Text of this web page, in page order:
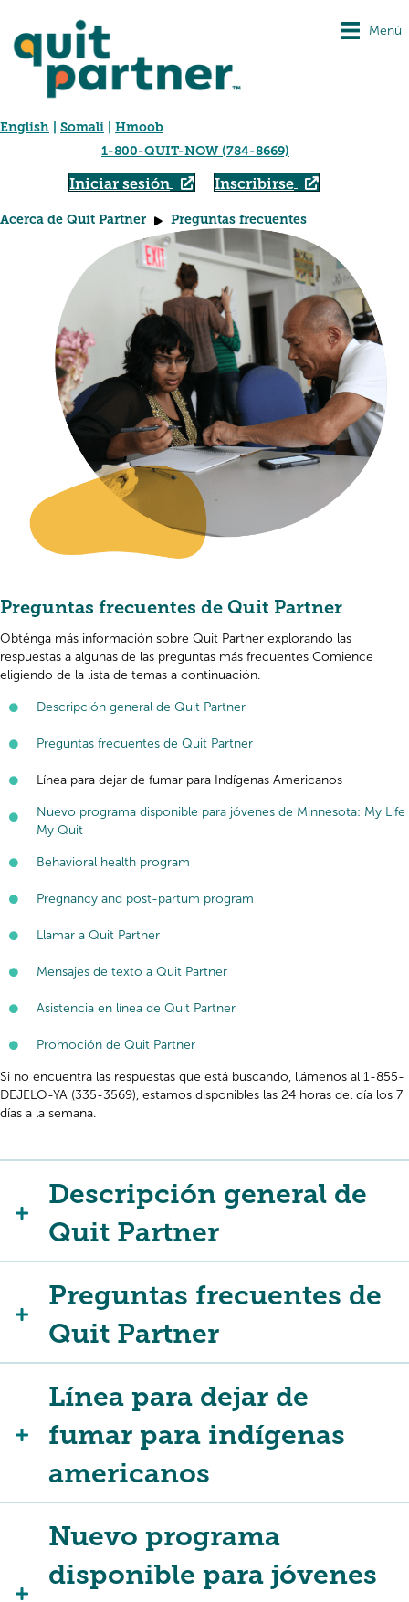
Menú
English Somali
Hmoob
1-800-QUIT-NOW (784-8669)
Iniciar sesión Inscribirse
Acerca de Quit Partner Preguntas frecuentes
Preguntas frecuentes de Quit Partner
Obténga más información sobre Quit Partner explorando las
respuestas a algunas de las preguntas más frecuentes Comience
eligiendo de la lista de temas a continuación.
Descripción general de Quit Partner
Preguntas frecuentes de Quit Partner
Línea para dejar de fumar para Indígenas Americanos
Nuevo programa disponible para jóvenes de Minnesota: My Life
My Quit
Behavioral health program
Pregnancy and post-partum program
Llamar a Quit Partner
Mensajes de texto a Quit Partner
Asistencia en línea de Quit Partner
Promoción de Quit Partner
Si no encuentra las respuestas que está buscando, llámenos al 1-855-
DEJELO-YA (335-3569), estamos disponibles las 24 horas del día los 7
días a la semana.
Descripción general de
Quit Partner
Preguntas frecuentes de
Quit Partner
Línea para dejar de
fumar para indígenas
americanos
Nuevo programa
disponible para jóvenes